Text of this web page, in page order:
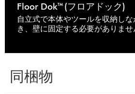
Floor Dok™ (フロアドック)
自立式で本体やツールを収納し
き、壁に固定する必要がありませ
同梱物